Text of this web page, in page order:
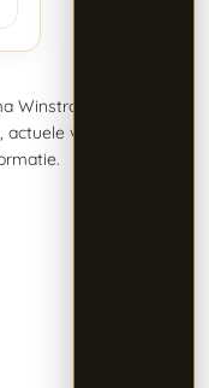
Winstrol met
voorraad,